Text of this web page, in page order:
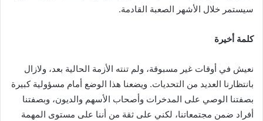
سيستمر خلال الأشهر الصعبة القادمة.
كلمة أخيرة
نعيش في أوقات غير مسبوقة، ولم تنته الأزمة الحالية بعد، ولازال
بانتظارنا العديد من التحديات. ويضعنا هذا الوضع أمام مسؤولية كبيرة
بصفتنا الوصي على المدخرات وأصحاب الأسهم والديون، وبصفتنا
أفراد ضمن مجتمعاتنا، لكني على ثقة من أننا على مستوى المهمة